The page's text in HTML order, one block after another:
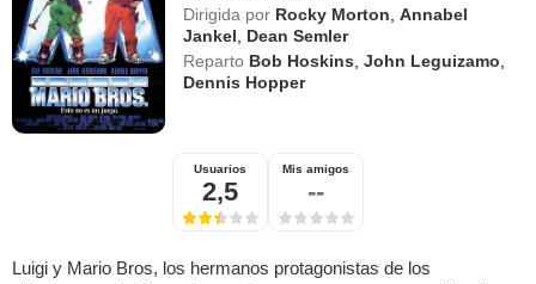
Dirigida por Rocky Morton ,Annabel
Jankel
Dean Semler
Reparto Bob Hoskins ,John Leguizamo
Dennis Hopper
Usuarios
2,5
Mis amigos
--
Luigi y Mario Bros, los hermanos protagonistas de los